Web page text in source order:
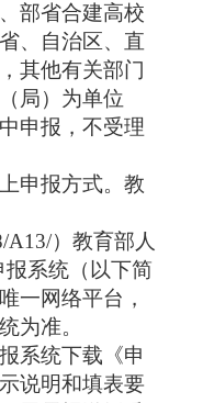
部省合建高校
、自治区、直
其他有关部门
局）为单位
申报，不受理
申报方式。教
A13/）教育部人
报系统（以下简
一网络平台，
为准。
系统下载《申
说明和填表要